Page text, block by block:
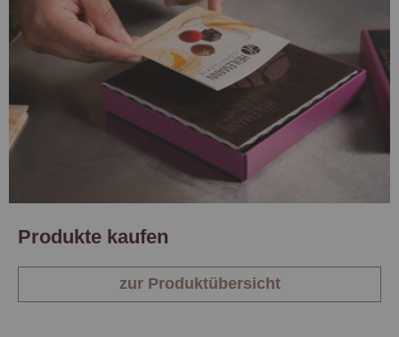
Produkte kaufen
zur Produktübersicht